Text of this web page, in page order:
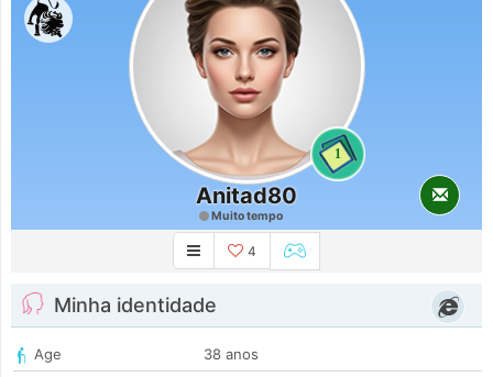
1
Anitad80
Muito tempo
4
Minha identidade
Age
38 anos